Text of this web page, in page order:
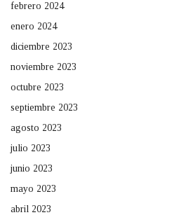
febrero 2024
enero 2024
diciembre 2023
noviembre 2023
octubre 2023
septiembre 2023
agosto 2023
julio 2023
junio 2023
mayo 2023
abril 2023